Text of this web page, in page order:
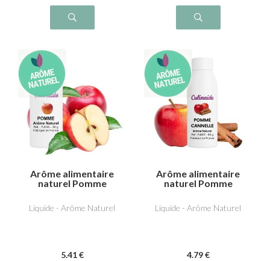
Arôme alimentaire
naturel Pomme
Liquide - Arôme Naturel
5.41 €
Arôme alimentaire
naturel Pomme
Liquide - Arôme Naturel
4.79 €